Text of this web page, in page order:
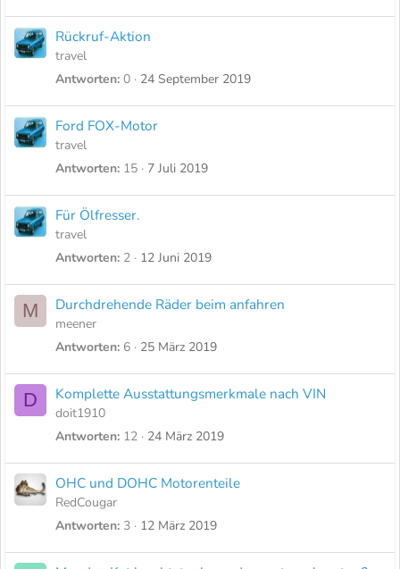
Rückruf-Aktion
travel
Antworten 0 24 September 2019
Ford FOX-Motor
travel
Antworten 15 7 Juli 2019
Für Ölfresser.
travel
Antworten 2 12 Juni 2019
M Durchdrehende Räder beim anfahren
meener
Antworten 6 25 März 2019
D Komplette Ausstattungsmerkmale nach VIN
doit1910
Antworten 12 24 März 2019
OHC und DOHC Motorenteile
RedCougar
Antworten 3 12 März 2019